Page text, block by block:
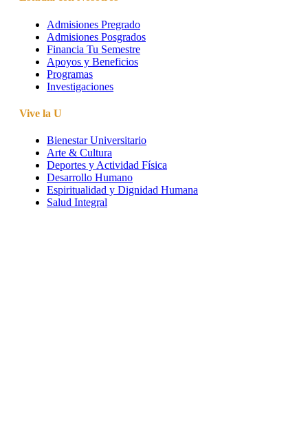
Admisiones Pregrado
Admisiones Posgrados
Financia Tu Semestre
Apoyos y Beneficios
Programas
Investigaciones
Vive la U
Bienestar Universitario
Arte & Cultura
Deportes y Actividad Física
Desarrollo Humano
Espiritualidad y Dignidad Humana
Salud Integral